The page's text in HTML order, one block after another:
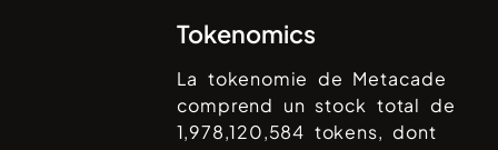
Tokenomics
La tokenomie de Metacade
comprend un stock total de
1,978,120,584 tokens, dont